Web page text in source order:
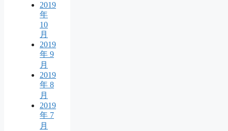
2019
年
10
月
2019
年 9
月
2019
年 8
月
2019
年 7
月